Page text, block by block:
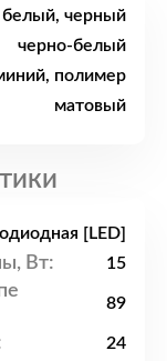
белый, черный
черно-белый
полимер
матовый
[LED]
Вт: 15
89
24